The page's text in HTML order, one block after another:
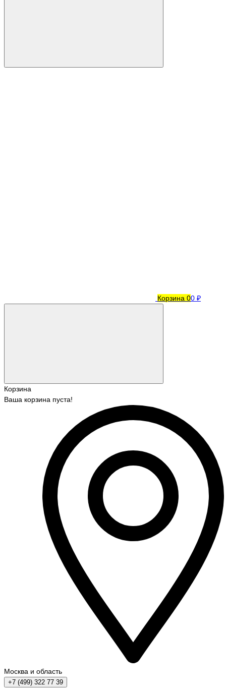
Корзина 00 ₽
Корзина
Ваша корзина пуста!
Москва и область
+7 (499) 322 77 39